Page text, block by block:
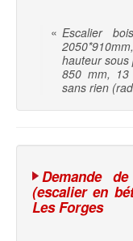
« Escalier
hauteur
850 mm,
sans rien
Demande
(escalier en
Les Forges